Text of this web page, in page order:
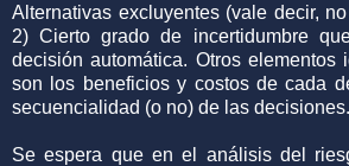
Alternativas excluyentes (vale decir,
2) Cierto grado de incertidumbre
decisión automática. Otros elementos
son los beneficios y costos de cada
secuencialidad (o no) de las decisiones.
Se espera que en el análisis del